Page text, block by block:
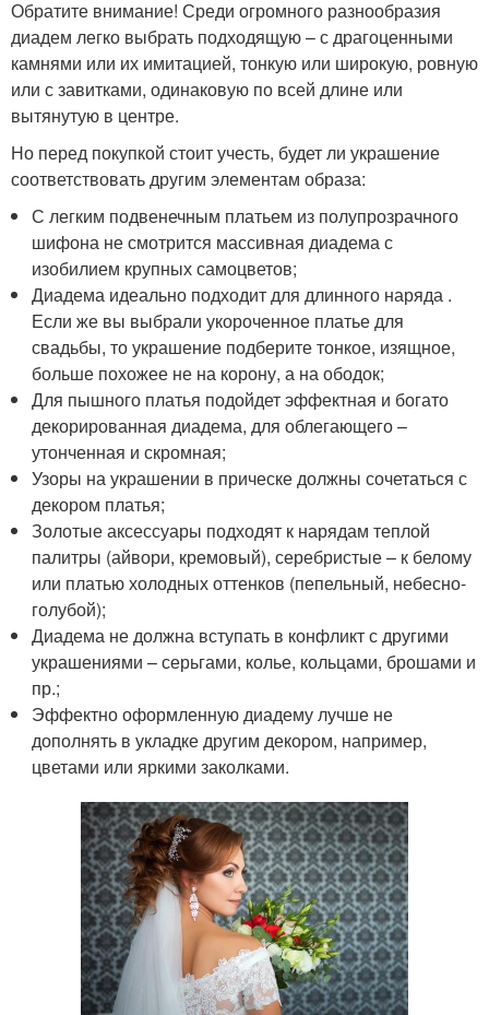
Обратите внимание! Среди огромного разнообразия
диадем легко выбрать подходящую – с драгоценными
камнями или их имитацией, тонкую или широкую, ровную
или с завитками, одинаковую по всей длине или
вытянутую в центре.
Но перед покупкой стоит учесть, будет ли украшение
соответствовать другим элементам образа:
С легким подвенечным платьем из полупрозрачного
шифона не смотрится массивная диадема с
изобилием крупных самоцветов;
Диадема идеально подходит для длинного наряда .
Если же вы выбрали укороченное платье для
свадьбы, то украшение подберите тонкое, изящное,
больше похожее не на корону, а на ободок;
Для пышного платья подойдет эффектная и богато
декорированная диадема, для облегающего –
утонченная и скромная;
Узоры на украшении в прическе должны сочетаться с
декором платья;
Золотые аксессуары подходят к нарядам теплой
палитры (айвори, кремовый), серебристые – к белому
или платью холодных оттенков (пепельный, небесно-
голубой);
Диадема не должна вступать в конфликт с другими
украшениями – серьгами, колье, кольцами, брошами и
пр.;
Эффектно оформленную диадему лучше не
дополнять в укладке другим декором, например,
цветами или яркими заколками.